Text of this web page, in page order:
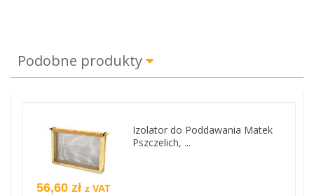
Podobne produkty
Izolator do Poddawania Matek
Pszczelich, ...
56,60 zł z VAT